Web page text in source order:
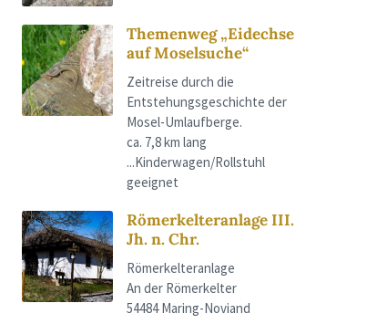
Themenweg „Eidechse
auf Moselsuche“
Zeitreise durch die
Entstehungsgeschichte der
Mosel-Umlaufberge.
ca. 7,8 km lang
...Kinderwagen/Rollstuhl
geeignet
Römerkelteranlage III.
Jh. n. Chr.
Römerkelteranlage
An der Römerkelter
54484 Maring-Noviand